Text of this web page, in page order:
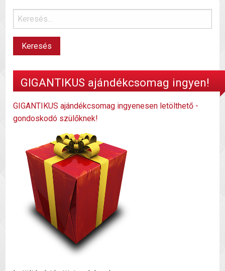
GIGANTIKUS ajándékcsomag ingyen!
GIGANTIKUS ajándékcsomag ingyenesen letölthető -
gondoskodó szülőknek!